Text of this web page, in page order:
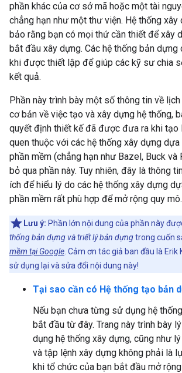
phần khác của cơ sở mã hoặc một tài
chẳng hạn như một thư viện. Hệ thống
bảo rằng bạn có mọi thứ cần thiết để xây
bắt đầu xây dựng. Các hệ thống bản
khi được thiết lập để giúp các kỹ sư chia
kết quả.
Phần này trình bày một số thông tin về
cơ bản về việc tạo và xây dựng hệ thống,
quyết định thiết kế đã được đưa ra khi tạo
quen thuộc với các hệ thống xây dựng
phần mềm (chẳng hạn như Bazel, Buck và
bỏ qua phần này. Tuy nhiên, đây là thông
ích để hiểu lý do các hệ thống xây dựng
phần mềm rất phù hợp để mở rộng quy mô.
Lưu ý: Phần lớn nội dung của phần này
thống bản dựng và triết lý bản dựngtrong cuốn
mềm tại Google . Cảm ơn tác giả ban đầu là
sử dụng lại và sửa đổi nội dung này!
Tại sao cần có Hệ thống tạo bản
Nếu bạn chưa từng sử dụng hệ
bắt đầu từ đây. Trang này trình bày
dụng hệ thống xây dựng, cũng như
và tập lệnh xây dựng không phải là
khi tổ chức của bạn bắt đầu mở